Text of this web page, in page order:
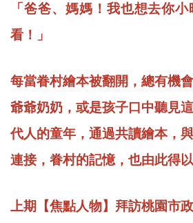
「爸爸、媽媽！我也想去你
看！」
每當眷村繪本被翻開，總有機
爺爺奶奶，或是孩子口中聽見
代人的童年，通過共讀繪本，
連接，眷村的記憶，也由此得以
上期【焦點人物】拜訪桃園市